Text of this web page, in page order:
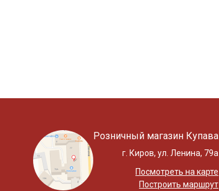
Розничный магазин Купава
г. Киров, ул. Ленина, 79а
Посмотреть на карте
Построить маршрут